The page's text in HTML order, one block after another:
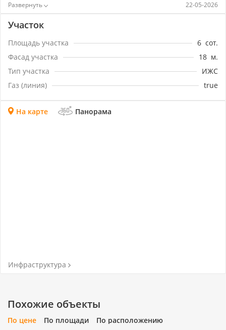
минут на автомобиле. В станице развитая
инфраструктура, детские сады, школы, сетевые
супермаркеты, общественный транспорт, дом
культуры, школа искусств и пр. для полноценной
комфортной жизни.
22-05-2026
Участок
Площадь участка 6 сот.
Фасад участка
18 м.
Тип участка
ИЖС
Газ (линия)
true
На карте Панорама
Инфраструктура
Похожие объекты
По цене По площади По расположению